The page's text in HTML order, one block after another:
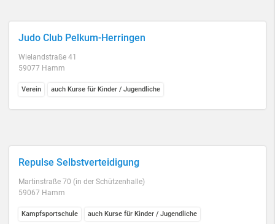
Judo Club Pelkum-Herringen
Wielandstraße 41
59077 Hamm
Verein auch Kurse für Kinder / Jugendliche
Repulse Selbstverteidigung
Martinstraße 70 (in der Schützenhalle)
59067 Hamm
Kampfsportschule auch Kurse für Kinder / Jugendliche